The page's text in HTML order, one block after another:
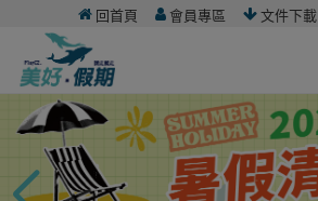
回首頁 會員專區 文件下載